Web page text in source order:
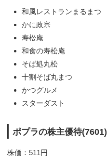
和風レストランまるまつ
かに政宗
寿松庵
和食の寿松庵
そば処丸松
十割そば丸まつ
かつグルメ
スターダスト
ポプラの株主優待(7601)
株価：511円